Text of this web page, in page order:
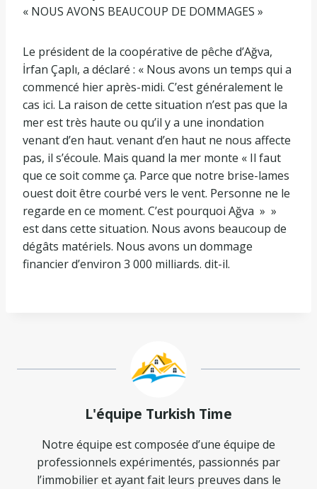
« NOUS AVONS BEAUCOUP DE DOMMAGES »
Le président de la coopérative de pêche d’Ağva,
İrfan Çaplı, a déclaré : « Nous avons un temps qui a
commencé hier après-midi. C’est généralement le
cas ici. La raison de cette situation n’est pas que la
mer est très haute ou qu’il y a une inondation
venant d’en haut. venant d’en haut ne nous affecte
pas, il s’écoule. Mais quand la mer monte « Il faut
que ce soit comme ça. Parce que notre brise-lames
ouest doit être courbé vers le vent. Personne ne le
regarde en ce moment. C’est pourquoi Ağva » »
est dans cette situation. Nous avons beaucoup de
dégâts matériels. Nous avons un dommage
financier d’environ 3 000 milliards. dit-il.
L'équipe Turkish Time
Notre équipe est composée d’une équipe de
professionnels expérimentés, passionnés par
l’immobilier et ayant fait leurs preuves dans le